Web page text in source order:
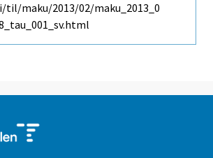
maku/2013/02/maku_2013_0